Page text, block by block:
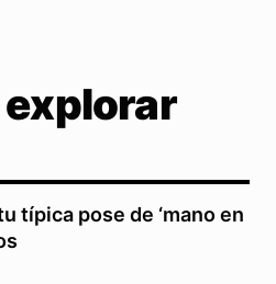
típica pose de ‘mano en